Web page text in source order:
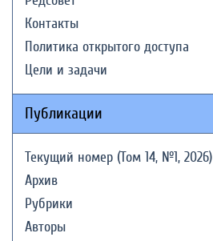
Контакты
Политика открытого доступа
Цели и задачи
Публикации
Текущий номер (Том 14, №1, 2026)
Архив
Рубрики
Авторы